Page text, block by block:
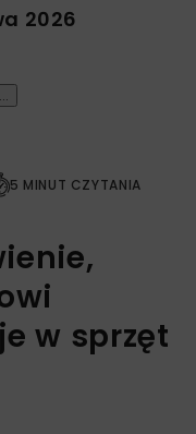
2026
5 MINUT CZYTANIA
w sprzęt